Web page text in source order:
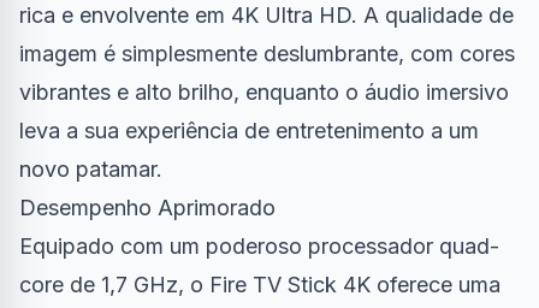
rica e envolvente em 4K Ultra HD. A qualidade de
imagem é simplesmente deslumbrante, com cores
vibrantes e alto brilho, enquanto o áudio imersivo
leva a sua experiência de entretenimento a um
novo patamar.
Desempenho Aprimorado
Equipado com um poderoso processador quad-
core de 1,7 GHz, o Fire TV Stick 4K oferece uma